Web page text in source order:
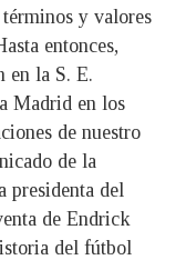
y valores
entonces,
en la S. E.
Madrid en los
de nuestro
de la
presidenta del
de Endrick
del fútbol